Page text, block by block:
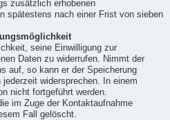
zusätzlich erhobenen
spätestens nach einer Frist von sieben
seine Einwilligung zur
Daten zu widerrufen. Nimmt der
auf, so kann er der Speicherung
widersprechen. In einem
nicht fortgeführt werden.
im Zuge der Kontaktaufnahme
Fall gelöscht.